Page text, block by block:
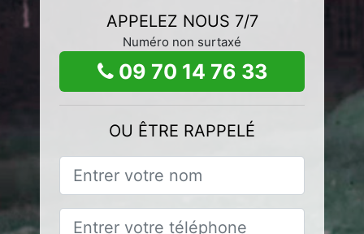
APPELEZ NOUS 7/7
Numéro non surtaxé
09 70 14 76 33
OU ÊTRE RAPPELÉ